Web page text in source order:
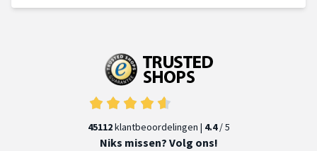
45112klantbeoordelingen | 4.4/ 5
Niks missen? Volg ons!